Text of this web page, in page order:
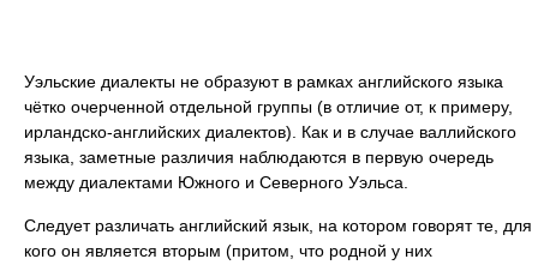
Уэльские диалекты не образуют в рамках английского языка
чётко очерченной отдельной группы (в отличие от, к примеру,
ирландско-английских диалектов). Как и в случае валлийского
языка, заметные различия наблюдаются в первую очередь
между диалектами Южного и Северного Уэльса.
Следует различать английский язык, на котором говорят те, для
кого он является вторым (притом, что родной у них